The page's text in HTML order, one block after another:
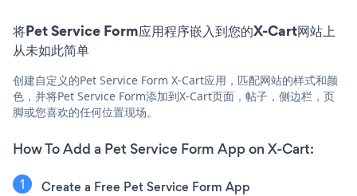
将Pet Service Form应用程序嵌入到您的X-Cart网站上
从未如此简单
创建自定义的Pet Service Form X-Cart应用，匹配网站的样式和颜
色，并将Pet Service Form添加到X-Cart页面，帖子，侧边栏，页
脚或您喜欢的任何位置现场。
How To Add a Pet Service Form App on X-Cart:
Create a Free Pet Service Form App